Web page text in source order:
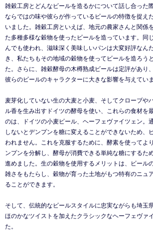
雑穀工房とどんなビールを造るかについて話し合った
ならではの味や彼らが作っているビールの特徴を捉え
いました。雑穀工房といえば、地元の農家さんと関係
た多種多様な穀物を使ったビールを造っています。同
んでも使われ、滋味深く美味しいパンは大変好評なん
き、私たちもその地域の穀物を使ってビールを造ろう
た。さらに、雑穀酵母の木樽熟成ビールは定評があり
彼らのビールのキャラクターに大きな影響を与えていま
麦芽化していない生の大麦と小麦、そしてクローブや
ル香を生み出すドイツの酵母を使い、これらの食材を
のは、ドイツの小麦ビール、ヘーフェヴァイツェン。
しないとデンプンを糖に変えることができないため、
われません。これを克服するために、酵素を使ってよ
ンプンを分解し、酵母が消費できる単純な糖にするた
進めました。生の穀物を使用するメリットは、ビール
雑さをもたらし、穀物が育った土地がもつ特有のニュ
ることができます。
そして、伝統的なビールスタイルに忠実ながらも埼玉
ほのかなツイストを加えたクラシックなヘーフェヴァ
た。